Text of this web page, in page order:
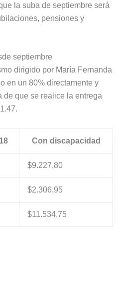
la suba de septiembre será
pensiones y
septiembre
dirigido por María Fernanda
en un 80% directamente y
de que se realice la entrega
Con discapacidad
$9.227,80
$2.306,95
$11.534,75